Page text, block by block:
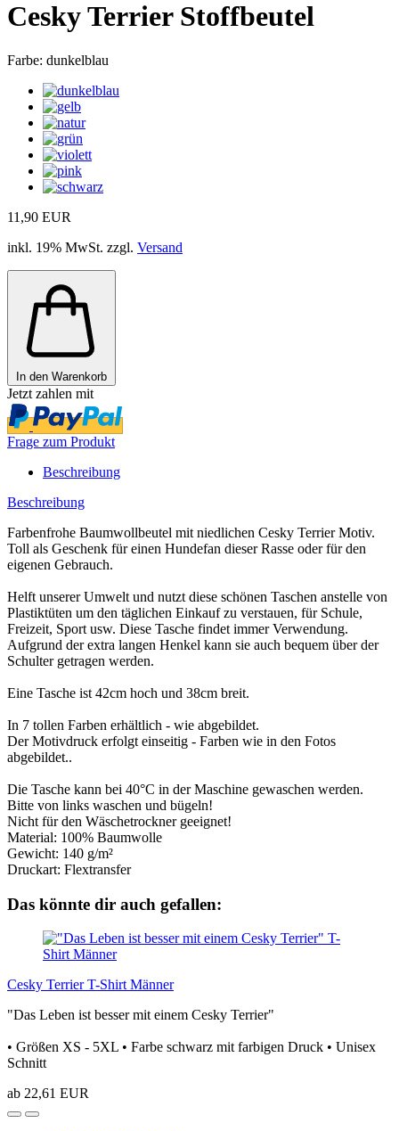
Cesky Terrier Stoffbeutel
Farbe: dunkelblau
11,90 EUR
inkl. 19% MwSt. zzgl. Versand
In den Warenkorb
Jetzt zahlen mit
Frage zum Produkt
Beschreibung
Beschreibung
Farbenfrohe Baumwollbeutel mit niedlichen Cesky Terrier Motiv.
Toll als Geschenk für einen Hundefan dieser Rasse oder für den
eigenen Gebrauch.
Helft unserer Umwelt und nutzt diese schönen Taschen anstelle von
Plastiktüten um den täglichen Einkauf zu verstauen, für Schule,
Freizeit, Sport usw. Diese Tasche findet immer Verwendung.
Aufgrund der extra langen Henkel kann sie auch bequem über der
Schulter getragen werden.
Eine Tasche ist 42cm hoch und 38cm breit.
In 7 tollen Farben erhältlich - wie abgebildet.
Der Motivdruck erfolgt einseitig - Farben wie in den Fotos
abgebildet..
Die Tasche kann bei 40°C in der Maschine gewaschen werden.
Bitte von links waschen und bügeln!
Nicht für den Wäschetrockner geeignet!
Material: 100% Baumwolle
Gewicht: 140 g/m²
Druckart: Flextransfer
Das könnte dir auch gefallen:
Cesky Terrier T-Shirt Männer
"Das Leben ist besser mit einem Cesky Terrier"
• Größen XS - 5XL • Farbe schwarz mit farbigen Druck • Unisex
Schnitt
ab 22,61 EUR